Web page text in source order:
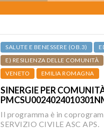
SALUTE E BENESSERE (OB.3)
E) RESILIENZA DELLE COMUNITÀ
VENETO
EMILIA ROMAGNA
SINERGIE PER
Il programma è in
SERVIZIO CIVILE ASC APS.